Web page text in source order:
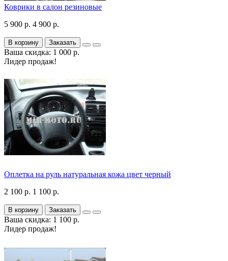
Коврики в салон резиновые
5 900 р. 4 900 р.
В корзину Заказать
Ваша скидка: 1 000 р.
Лидер продаж!
Оплетка на руль натуральная кожа цвет черный
2 100 р. 1 100 р.
В корзину Заказать
Ваша скидка: 1 100 р.
Лидер продаж!